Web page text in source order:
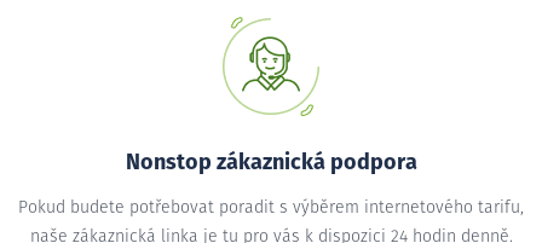
Nonstop zákaznická podpora
Pokud budete potřebovat poradit s výběrem internetového tarifu,
naše zákaznická linka je tu pro vás k dispozici 24 hodin denně.